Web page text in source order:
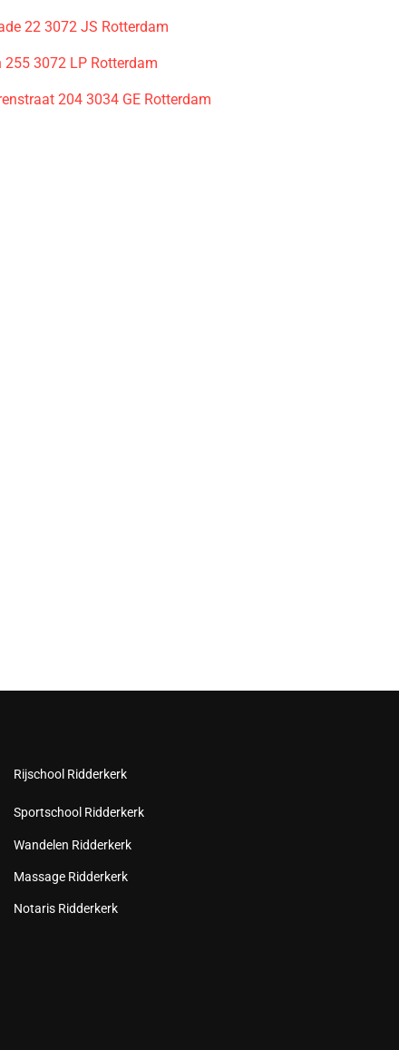
22 3072 JS Rotterdam
3072 LP Rotterdam
204 3034 GE Rotterdam
Rijschool Ridderkerk
Sportschool Ridderkerk
Wandelen Ridderkerk
Massage Ridderkerk
Notaris Ridderkerk